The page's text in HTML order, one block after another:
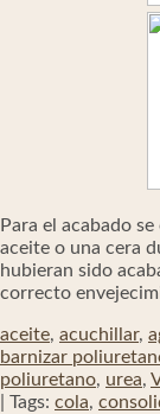
Para el acabado
aceite o una cera
hubieran sido
correcto
aceite, acuchillar,
barnizar
poliuretano, urea,
| Tags: cola,